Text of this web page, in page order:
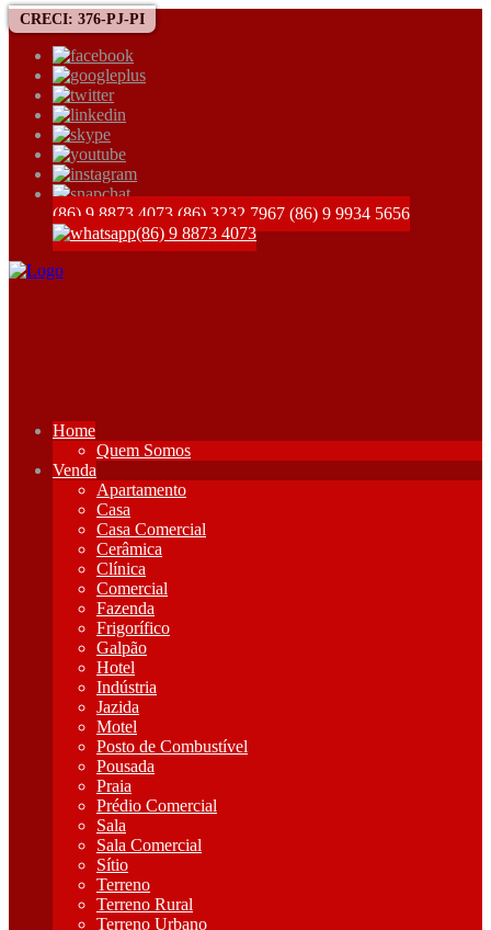
CRECI: 376-PJ-PI
(86) 9 8873 4073 (86) 3232 7967 (86) 9 9934 5656
(86) 9 8873 4073
Home
Quem Somos
Venda
Apartamento
Casa
Casa Comercial
Cerâmica
Clínica
Comercial
Fazenda
Frigorífico
Galpão
Hotel
Indústria
Jazida
Motel
Posto de Combustível
Pousada
Praia
Prédio Comercial
Sala
Sala Comercial
Sítio
Terreno
Terreno Rural
Terreno Urbano